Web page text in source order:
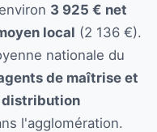
3 925 € net
local (2 136 €).
nationale du
de maîtrise et
distribution
l'agglomération.